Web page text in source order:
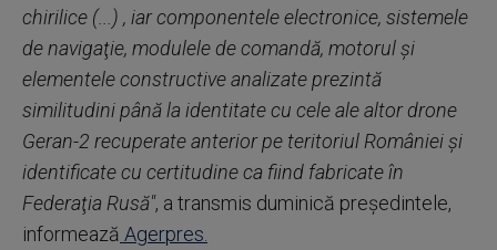
chirilice (...) , iar componentele electronice, sistemele
de navigaţie, modulele de comandă, motorul şi
elementele constructive analizate prezintă
similitudini până la identitate cu cele ale altor drone
Geran-2 recuperate anterior pe teritoriul României şi
identificate cu certitudine ca fiind fabricate în
Federaţia Rusă", a transmis duminică preşedintele,
informează Agerpres.